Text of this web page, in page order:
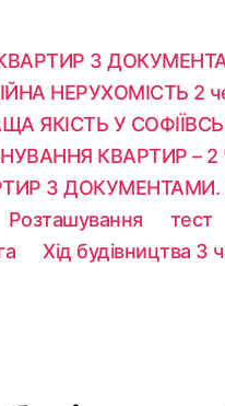
З
НЕРУХОМІСТЬ 2
ЯКІСТЬ У
КВАРТИР – 2
З ДОКУМЕНТАМИ.
Розташування тест
Хід будівництва 3